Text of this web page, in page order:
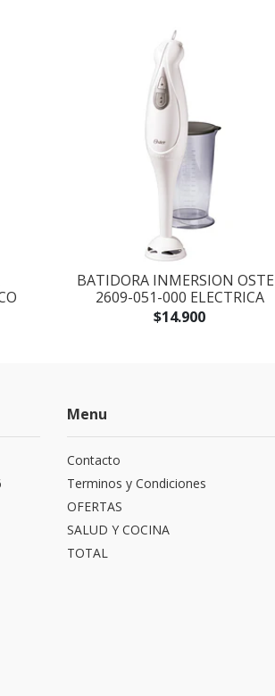
BATIDORA INMERSION
2609-051-000 ELECTRICA
$14.900
Menu
Contacto
Terminos y Condiciones
OFERTAS
SALUD Y COCINA
TOTAL